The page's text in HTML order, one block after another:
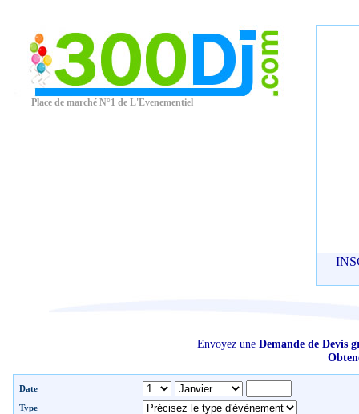
Place de marché N°1 de L'Evenementiel
Envoyez une Demande de Devis
Date
Type